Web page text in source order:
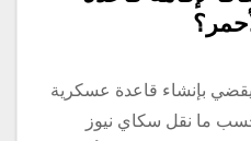
بإنشاء قاعدة عسكرية
ما نقل سكاي نيوز